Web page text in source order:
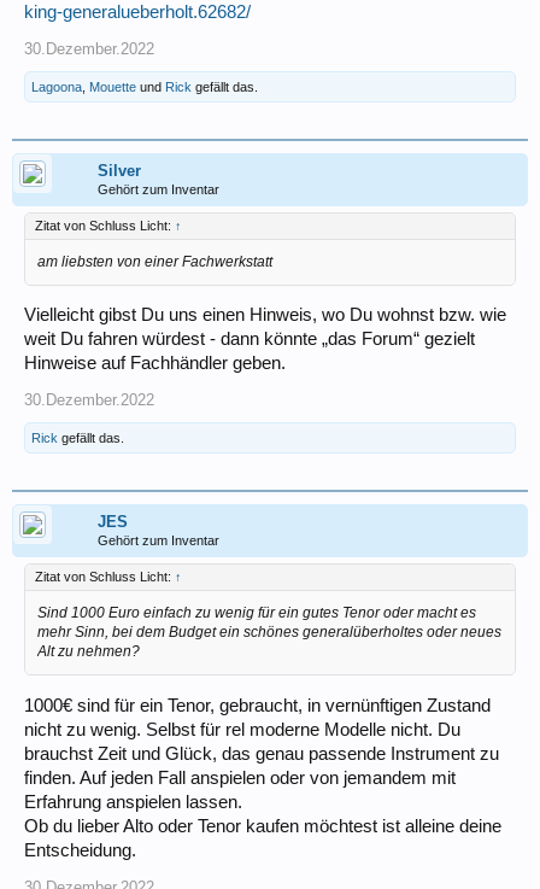
king-generalueberholt.62682/
30.Dezember.2022
Lagoona Mouette und Rick gefällt das.
Silver
Gehört zum Inventar
Zitat von Schluss Licht: ↑
am liebsten von einer Fachwerkstatt
Vielleicht gibst Du uns einen Hinweis, wo Du wohnst bzw. wie
weit Du fahren würdest - dann könnte „das Forum“ gezielt
Hinweise auf Fachhändler geben.
30.Dezember.2022
Rick gefällt das.
JES
Gehört zum Inventar
Zitat von Schluss Licht: ↑
Sind 1000 Euro einfach zu wenig für ein gutes Tenor oder macht es
mehr Sinn, bei dem Budget ein schönes generalüberholtes oder neues
Alt zu nehmen?
1000€ sind für ein Tenor, gebraucht, in vernünftigen Zustand
nicht zu wenig. Selbst für rel moderne Modelle nicht. Du
brauchst Zeit und Glück, das genau passende Instrument zu
finden. Auf jeden Fall anspielen oder von jemandem mit
Erfahrung anspielen lassen.
Ob du lieber Alto oder Tenor kaufen möchtest ist alleine deine
Entscheidung.